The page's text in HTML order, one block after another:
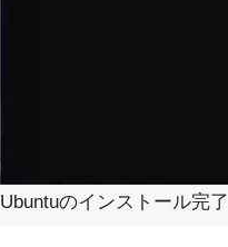
Ubuntuのインストール完了